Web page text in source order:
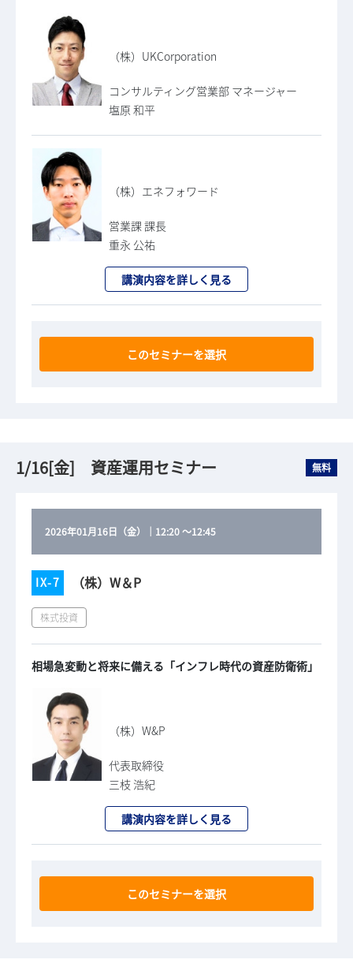
（株）UKCorporation
コンサルティング営業部 マネージャー
塩原 和平
（株）エネフォワード
営業課 課長
重永 公祐
講演内容を詳しく見る
このセミナーを選択
1/16[金] 資産運用セミナー 無料
2026年01月16日（金） 12:20～12:45
IX-7 （株）W＆P
株式投資
相場急変動と将来に備える「インフレ時代の資産防衛術」
（株）W&P
代表取締役
三枝 浩紀
講演内容を詳しく見る
このセミナーを選択